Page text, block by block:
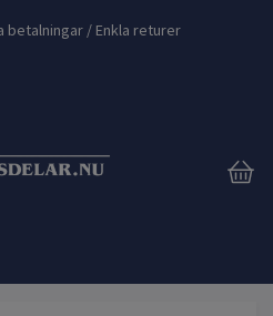
betalningar / Enkla returer